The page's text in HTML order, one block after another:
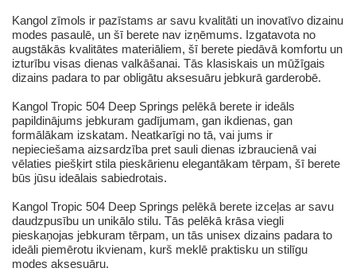
Kangol zīmols ir pazīstams ar savu kvalitāti un inovatīvo dizainu
modes pasaulē, un šī berete nav izņēmums. Izgatavota no
augstākās kvalitātes materiāliem, šī berete piedāvā komfortu un
izturību visas dienas valkāšanai. Tās klasiskais un mūžīgais
dizains padara to par obligātu aksesuāru jebkurā garderobē.
Kangol Tropic 504 Deep Springs pelēkā berete ir ideāls
papildinājums jebkuram gadījumam, gan ikdienas, gan
formālākam izskatam. Neatkarīgi no tā, vai jums ir
nepieciešama aizsardzība pret sauli dienas izbraucienā vai
vēlaties piešķirt stila pieskārienu elegantākam tērpam, šī berete
būs jūsu ideālais sabiedrotais.
Kangol Tropic 504 Deep Springs pelēkā berete izceļas ar savu
daudzpusību un unikālo stilu. Tās pelēkā krāsa viegli
pieskaņojas jebkuram tērpam, un tās unisex dizains padara to
ideāli piemērotu ikvienam, kurš meklē praktisku un stilīgu
modes aksesuāru.